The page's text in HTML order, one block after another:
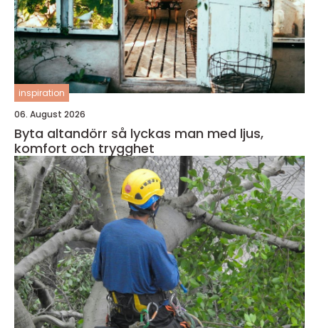
inspiration
06. August 2026
Byta altandörr så lyckas man med ljus,
komfort och trygghet